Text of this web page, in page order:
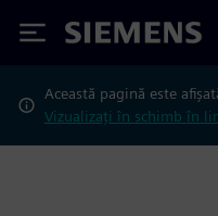
Siemens
Această pagină este
Vizualizați în schimb în